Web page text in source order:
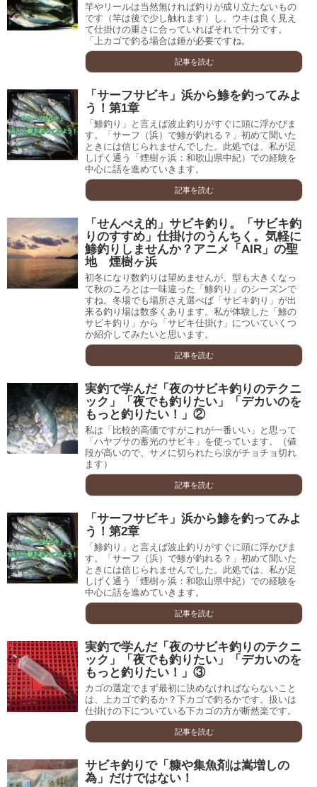
竿やリールは当然無ければ釣りが成り立たないもの
です（竿は後で少し触れます）し、ウキは良く見え
て仕掛けの重さに合っていればそれで十分です。
「上カゴで釣る場合は錘が必要ですね。
記事を読む
「サーフサビキ」浜から鯵を釣ってみよ
う！第1章
「鯵釣り」と言えば波止釣りがすぐに頭に浮かびま
す。「サーフ（浜）で鯵が釣れる？」初めて聞いた
ときには信じられませんでした。此処では、私が足
しげく通う「煙樹ヶ浜：和歌山県中紀）での経験を
中心に話を進めていきます。
記事を読む
「せんべえ的」サビキ釣り。「サビキ釣
りのすすめ」仕掛けのうんちく。気軽に
鯵釣りしませんか？アニメ「AIR」の聖
地 煙樹ヶ浜
初冬になり数釣りは望めませんが、型も大きくなっ
て秋のころとは一味違った「鯵釣り」のシーズンで
すね。冬場でも場所さえ選べば「サビキ釣り」が出
来る釣り場は数多くあります。私が体験した「鯵の
サビキ釣り」から「サビキ仕掛け」についていくつ
か紹介してみたいと思います。
記事を読む
実釣で学んだ「夜のサビキ釣りのテクニ
ック」「夜でも釣りたい」「デカいのを
もっと釣りたい！」②
私は「比較的高価ですがこれが一番いい」と思って
「ハヤブサの蓄光のサビキ」を使っています。（値
段が高いので、サメに切られたら涙がチョチョ切れ
ます）
記事を読む
「サーフサビキ」浜から鯵を釣ってみよ
う！第2章
「鯵釣り」と言えば波止釣りがすぐに頭に浮かびま
す。「サーフ（浜）で鯵が釣れる？」初めて聞いた
ときには信じられませんでした。此処では、私が足
しげく通う「煙樹ヶ浜：和歌山県中紀）での経験を
中心に話を進めていきます。
記事を読む
実釣で学んだ「夜のサビキ釣りのテクニ
ック」「夜でも釣りたい」「デカいのを
もっと釣りたい！」③
カゴの選定でまず最初に決めなければならないこと
は、上カゴで釣るか？下カゴで釣るかです。扱いは
仕掛けの下についている下カゴの方が断然楽です。
記事を読む
サビキ釣りで「糠や集魚剤は嵩増しの
為」だけではない！